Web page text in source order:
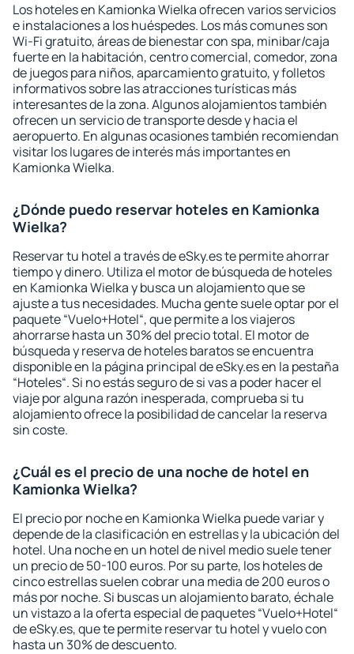
Los hoteles en Kamionka Wielka ofrecen varios servicios
e instalaciones a los huéspedes. Los más comunes son
Wi-Fi gratuito, áreas de bienestar con spa, minibar/caja
fuerte en la habitación, centro comercial, comedor, zona
de juegos para niños, aparcamiento gratuito, y folletos
informativos sobre las atracciones turísticas más
interesantes de la zona. Algunos alojamientos también
ofrecen un servicio de transporte desde y hacia el
aeropuerto. En algunas ocasiones también recomiendan
visitar los lugares de interés más importantes en
Kamionka Wielka.
¿Dónde puedo reservar hoteles en Kamionka
Wielka?
Reservar tu hotel a través de eSky.es te permite ahorrar
tiempo y dinero. Utiliza el motor de búsqueda de hoteles
en Kamionka Wielka y busca un alojamiento que se
ajuste a tus necesidades. Mucha gente suele optar por el
paquete “Vuelo+Hotel“, que permite a los viajeros
ahorrarse hasta un 30% del precio total. El motor de
búsqueda y reserva de hoteles baratos se encuentra
disponible en la página principal de eSky.es en la pestaña
“Hoteles“. Si no estás seguro de si vas a poder hacer el
viaje por alguna razón inesperada, comprueba si tu
alojamiento ofrece la posibilidad de cancelar la reserva
sin coste.
¿Cuál es el precio de una noche de hotel en
Kamionka Wielka?
El precio por noche en Kamionka Wielka puede variar y
depende de la clasificación en estrellas y la ubicación del
hotel. Una noche en un hotel de nivel medio suele tener
un precio de 50-100 euros. Por su parte, los hoteles de
cinco estrellas suelen cobrar una media de 200 euros o
más por noche. Si buscas un alojamiento barato, échale
un vistazo a la oferta especial de paquetes “Vuelo+Hotel“
de eSky.es, que te permite reservar tu hotel y vuelo con
hasta un 30% de descuento.